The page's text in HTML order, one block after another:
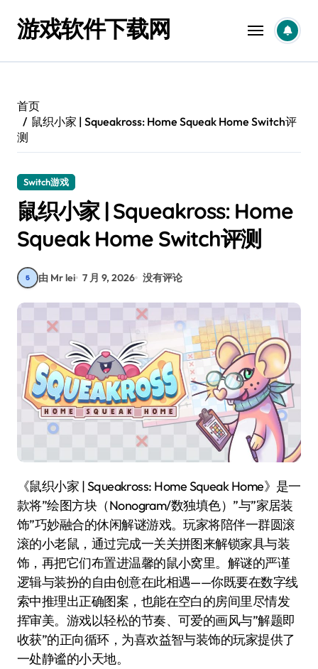
游戏软件下载网
首页
鼠织小家 | Squeakross: Home Squeak Home Switch评
测
Switch游戏
鼠织小家 | Squeakross: Home
Squeak Home Switch评测
由 Mr lei 7 月 9, 2026 没有评论
《鼠织小家 | Squeakross: Home Squeak Home》是一
款将”绘图方块（Nonogram/数独填色）”与”家居装
饰”巧妙融合的休闲解谜游戏。玩家将陪伴一群圆滚
滚的小老鼠，通过完成一关关拼图来解锁家具与装
饰，再把它们布置进温馨的鼠小窝里。解谜的严谨
逻辑与装扮的自由创意在此相遇——你既要在数字线
索中推理出正确图案，也能在空白的房间里尽情发
挥审美。游戏以轻松的节奏、可爱的画风与”解题即
收获”的正向循环，为喜欢益智与装饰的玩家提供了
一处静谧的小天地。